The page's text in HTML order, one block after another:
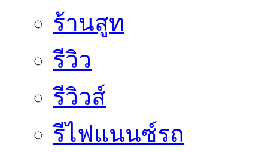
ร้านสูท
รีวิว
รีวิวส์
รีไฟแนนซ์รถ